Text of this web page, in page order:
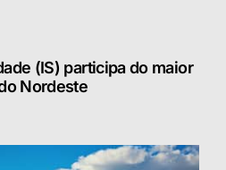
(IS) participa do maior
Nordeste